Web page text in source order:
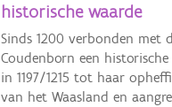
historische waarde
Sinds 1200 verbonden met
Coudenborn een
in 1197/1215 tot haar
van het Waasland en